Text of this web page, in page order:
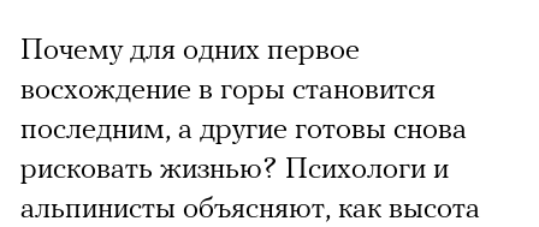
Почему для одних первое
восхождение в горы становится
последним, а другие готовы снова
рисковать жизнью? Психологи и
альпинисты объясняют, как высота